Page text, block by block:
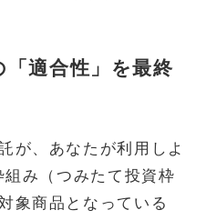
適合性」を最終
が、あなたが利用しよ
み（つみたて投資枠
象商品となっている